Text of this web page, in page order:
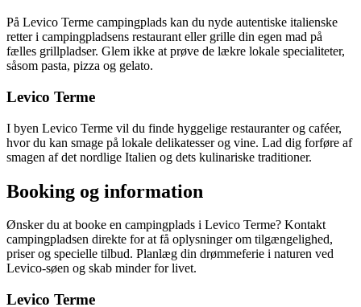
På Levico Terme campingplads kan du nyde autentiske italienske
retter i campingpladsens restaurant eller grille din egen mad på
fælles grillpladser. Glem ikke at prøve de lækre lokale specialiteter,
såsom pasta, pizza og gelato.
Levico Terme
I byen Levico Terme vil du finde hyggelige restauranter og caféer,
hvor du kan smage på lokale delikatesser og vine. Lad dig forføre af
smagen af det nordlige Italien og dets kulinariske traditioner.
Booking og information
Ønsker du at booke en campingplads i Levico Terme? Kontakt
campingpladsen direkte for at få oplysninger om tilgængelighed,
priser og specielle tilbud. Planlæg din drømmeferie i naturen ved
Levico-søen og skab minder for livet.
Levico Terme